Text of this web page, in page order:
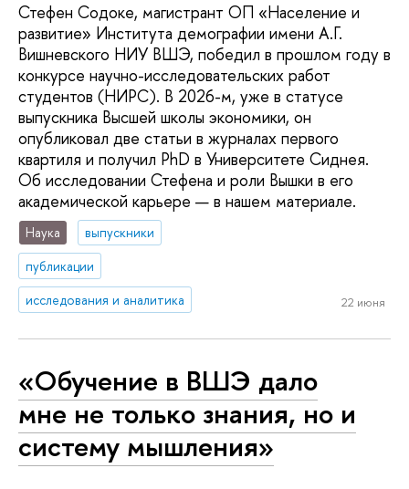
Стефен Содоке, магистрант ОП «Население и
развитие» Института демографии имени А.Г.
Вишневского НИУ ВШЭ, победил в прошлом году в
конкурсе научно-исследовательских работ
студентов (НИРС). В 2026-м, уже в статусе
выпускника Высшей школы экономики, он
опубликовал две статьи в журналах первого
квартиля и получил PhD в Университете Сиднея.
Об исследовании Стефена и роли Вышки в его
академической карьере — в нашем материале.
Наука
выпускники
публикации
исследования и аналитика
22 июня
«Обучение в ВШЭ дало
мне не только знания, но и
систему мышления»